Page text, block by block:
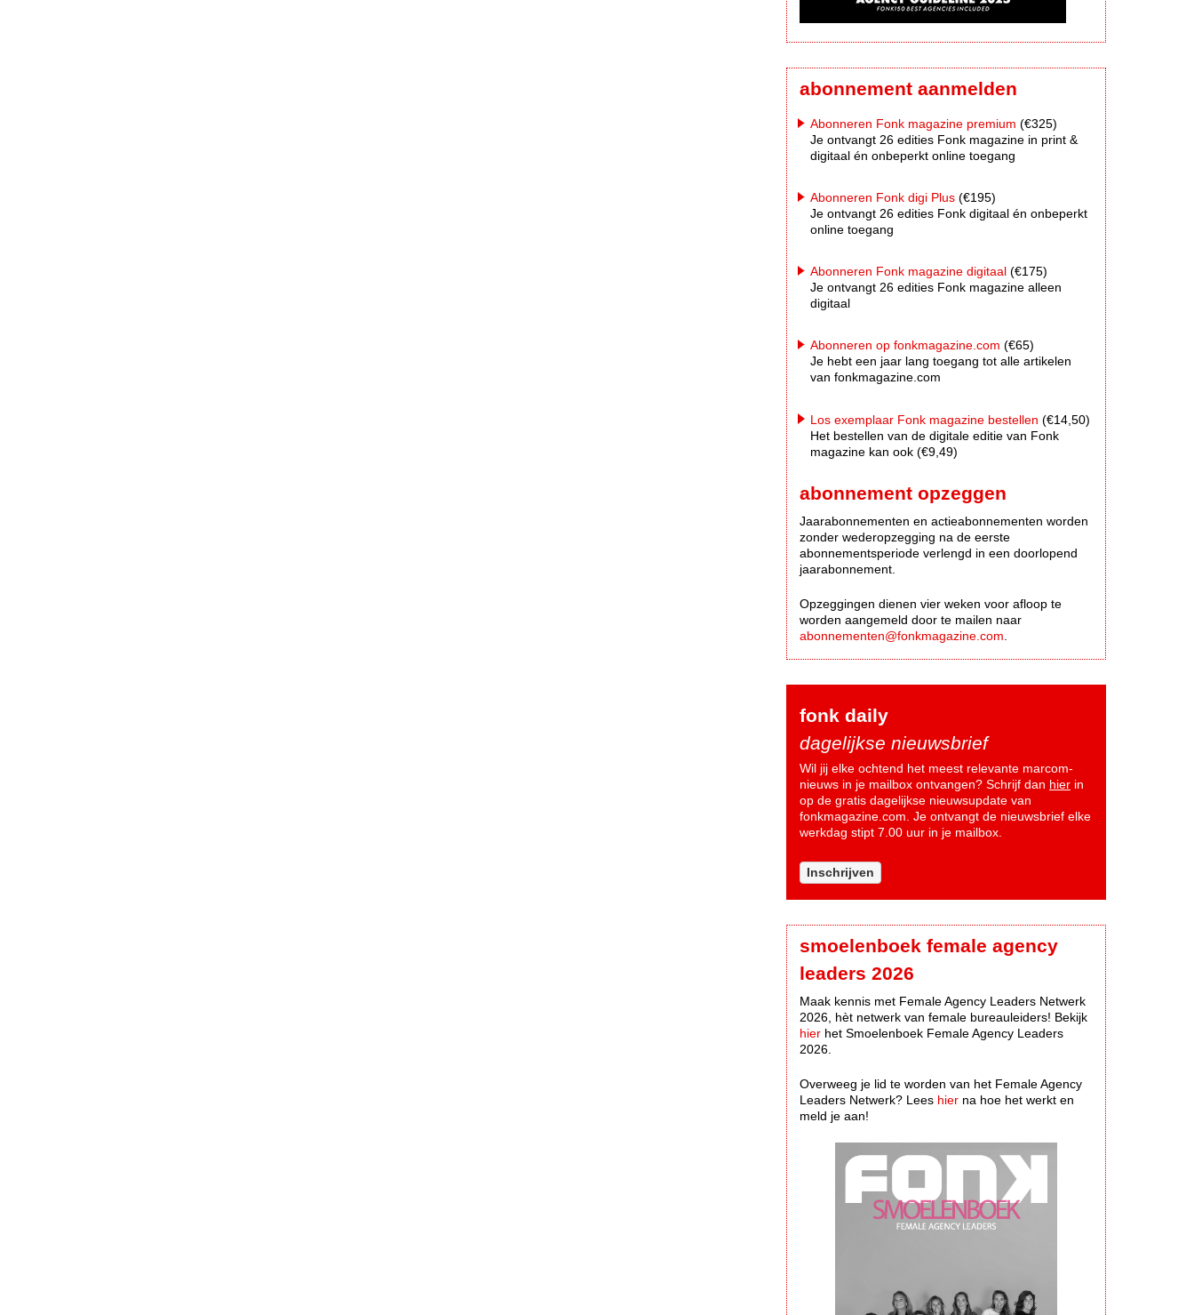
abonnement aanmelden
Abonneren Fonk magazine premium (€325)
Je ontvangt 26 edities Fonk magazine in print &
digitaal én onbeperkt online toegang
Abonneren Fonk digi Plus (€195)
Je ontvangt 26 edities Fonk digitaal én onbeperkt
online toegang
Abonneren Fonk magazine digitaal (€175)
Je ontvangt 26 edities Fonk magazine alleen
digitaal
Abonneren op fonkmagazine.com (€65)
Je hebt een jaar lang toegang tot alle artikelen
van fonkmagazine.com
Los exemplaar Fonk magazine bestellen (€14,50)
Het bestellen van de digitale editie van Fonk
magazine kan ook (€9,49)
abonnement opzeggen
Jaarabonnementen en actieabonnementen worden
zonder wederopzegging na de eerste
abonnementsperiode verlengd in een doorlopend
jaarabonnement.
Opzeggingen dienen vier weken voor afloop te
worden aangemeld door te mailen naar
abonnementen@fonkmagazine.com
fonk daily
dagelijkse nieuwsbrief
Wil jij elke ochtend het meest relevante marcom-
nieuws in je mailbox ontvangen? Schrijf dan hier in
op de gratis dagelijkse nieuwsupdate van
fonkmagazine.com. Je ontvangt de nieuwsbrief elke
werkdag stipt 7.00 uur in je mailbox.
Inschrijven
smoelenboek female agency
leaders 2026
Maak kennis met Female Agency Leaders Netwerk
2026, hèt netwerk van female bureauleiders! Bekijk
hier het Smoelenboek Female Agency Leaders
2026.
Overweeg je lid te worden van het Female Agency
Leaders Netwerk? Lees hier na hoe het werkt en
meld je aan!